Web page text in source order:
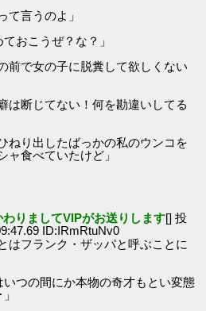
て言うのよ」
おこうぜ？な？」
前で女の子に脱糞して欲しくない
は断じてない！何を勘違いしてる
ねり出したばっかの私のウンコを
ャ食べていたけど」
わりましてVIPがお送りします[] 投
ID:IRmRtuNv0
はフランク・ザッパと呼ぶことに
つの間にか本物の奇才もとい変態